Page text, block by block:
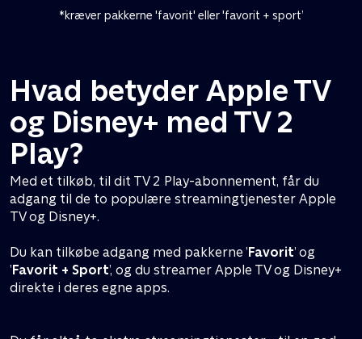
*kræver pakkerne 'favorit' eller 'favorit + sport’
Hvad betyder Apple TV
og Disney+ med TV 2
Play?
Med et tilkøb, til dit TV 2 Play-abonnement, får du
adgang til de to populære streamingtjenester Apple
TV og Disney+.
Du kan tilkøbe adgang med pakkerne ’ Favorit’ og
’ Favorit + Sport’, og du streamer Apple TV og Disney+
direkte i deres egne apps.